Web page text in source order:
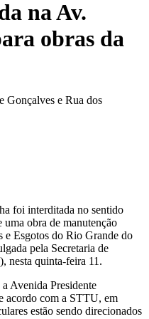
na Av.
obras da
Gonçalves e Rua dos
foi interditada no sentido
obra de manutenção
e Esgotos do Rio Grande do
pela Secretaria de
nesta quinta-feira 11.
Avenida Presidente
acordo com a STTU, em
estão sendo direcionados